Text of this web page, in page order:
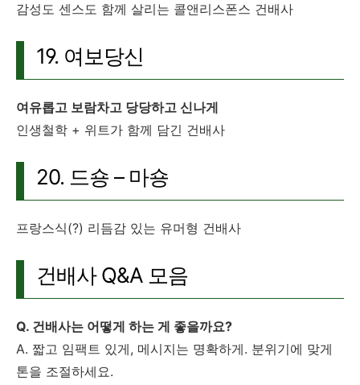
감성도 센스도 함께 살리는 콜앤리스폰스 건배사
19. 여보당신
여유롭고 보람차고 당당하고 신나게
인생철학 + 위트가 함께 담긴 건배사
20. 드숑 – 마숑
프랑스식(?) 리듬감 있는 유머형 건배사
건배사 Q&A 모음
Q. 건배사는 어떻게 하는 게 좋을까요?
A. 짧고 임팩트 있게, 메시지는 명확하게. 분위기에 맞게
톤을 조절하세요.